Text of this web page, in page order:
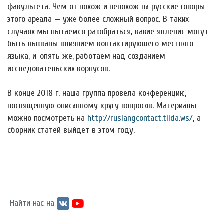
факультета. Чем он похож и непохож на русские говоры
этого ареала — уже более сложный вопрос. В таких
случаях мы пытаемся разобраться, какие явления могут
быть вызваны влиянием контактирующего местного
языка, и, опять же, работаем над созданием
исследовательских корпусов.
В конце 2018 г. наша группа провела конференцию,
посвященную описанному кругу вопросов. Материалы
можно посмотреть на http://ruslangcontact.tilda.ws/, а
сборник статей выйдет в этом году.
Найти нас на